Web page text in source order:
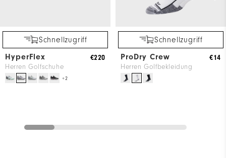
Schnellzugriff
HyperFlex
Herren Golfschuhe
+2
€220
Schnellzugriff
ProDry Crew
Herren Golfbekleidung
€14